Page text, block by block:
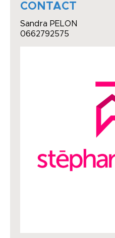
CONTACT
Sandra PELON
0662792575